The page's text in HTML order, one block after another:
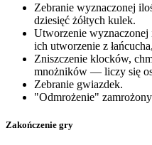
Zebranie wyznaczonej
dziesięć żółtych kulek.
Utworzenie
ich utworzenie z
Zniszczenie klocków,
mnożników — liczy się
Zebranie gwiazdek.
"Odmrożenie"
Zakończenie gry